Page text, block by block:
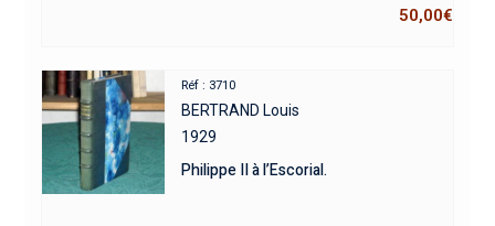
50,00€
Réf : 3710
BERTRAND Louis
1929
Philippe II à l’Escorial.